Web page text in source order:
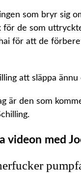
som bryr sig
för de som
för att de
att släppa
är den som
videon med